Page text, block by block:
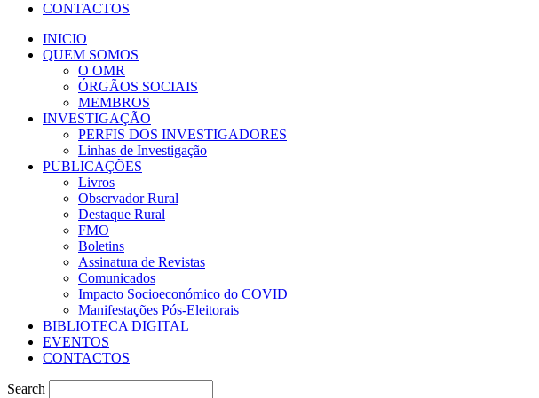
CONTACTOS
INICIO
QUEM SOMOS
O OMR
ÓRGÃOS SOCIAIS
MEMBROS
INVESTIGAÇÃO
PERFIS DOS INVESTIGADORES
Linhas de Investigação
PUBLICAÇÕES
Livros
Observador Rural
Destaque Rural
FMO
Boletins
Assinatura de Revistas
Comunicados
Impacto Socioeconómico do COVID
Manifestações Pós-Eleitorais
BIBLIOTECA DIGITAL
EVENTOS
CONTACTOS
Search